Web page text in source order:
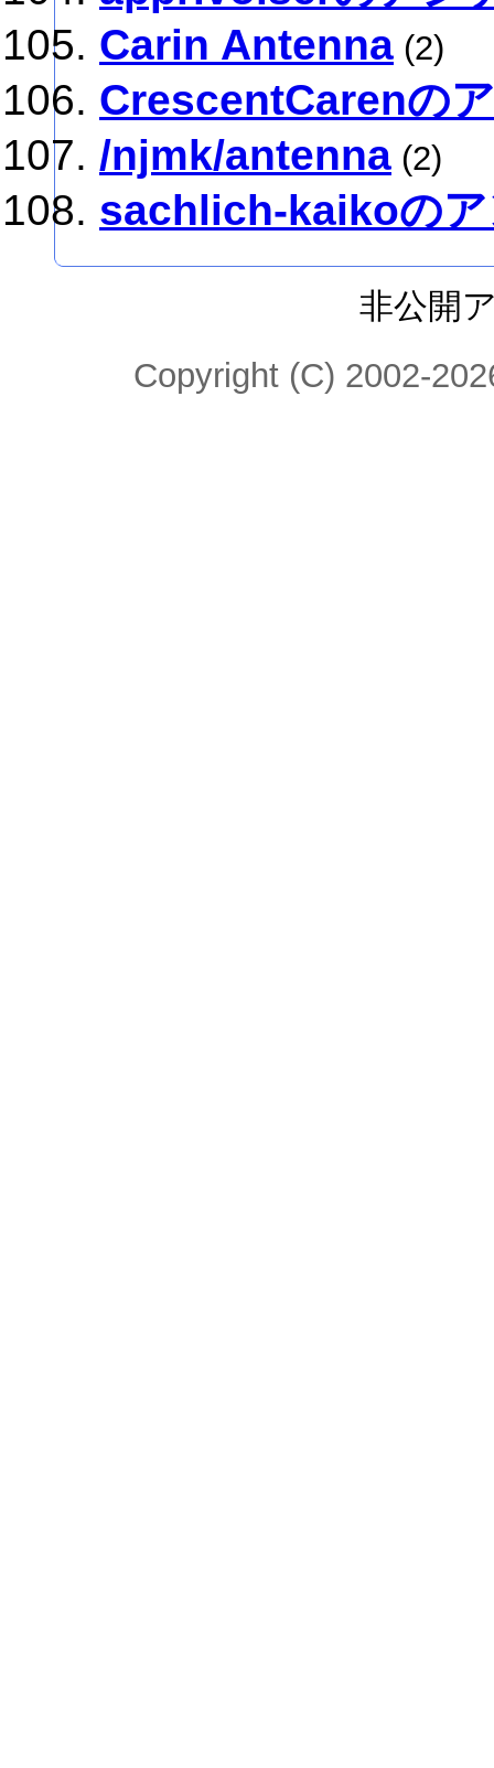
Carin Antenna (2)
CrescentCarenの
/njmk/antenna (2)
sachlich-kaikoのア
非公開
Copyright (C) 2002-